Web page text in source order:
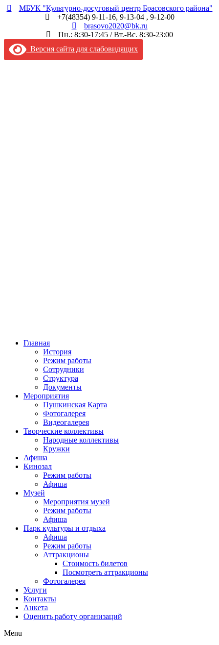
МБУК "Культурно-досуговый центр Брасовского района"
+7(48354) 9-11-16, 9-13-04 , 9-12-00
brasovo2020@bk.ru
Пн.: 8:30-17:45 / Вт.-Вс. 8:30-23:00
Версия сайта для слабовидящих
Главная
История
Режим работы
Сотрудники
Структура
Документы
Мероприятия
Пушкинская Карта
Фотогалерея
Видеогалерея
Творческие коллективы
Народные коллективы
Кружки
Афиша
Кинозал
Режим работы
Афиша
Музей
Мероприятия музей
Режим работы
Афиша
Парк культуры и отдыха
Афиша
Режим работы
Аттракционы
Стоимость билетов
Посмотреть аттракционы
Фотогалерея
Услуги
Контакты
Анкета
Оценить работу организаций
Menu